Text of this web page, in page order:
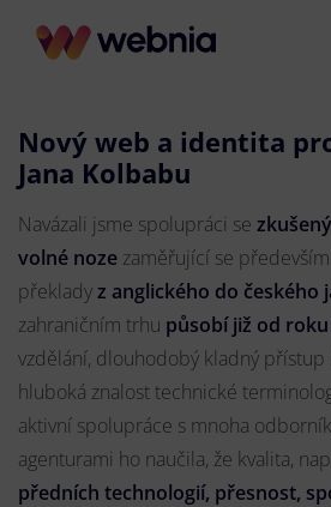
Nový web a identita
Jana Kolbabu
Navázali jsme spolupráci se
volné noze zaměřující se
překladyz anglického do českého
zahraničním trhu působí již od roku
vzdělání, dlouhodobý kladný přístup
hluboká znalost technické
aktivní spolupráce s mnoha
agenturami ho naučila, že kvalita,
předních technologií, přesnost,